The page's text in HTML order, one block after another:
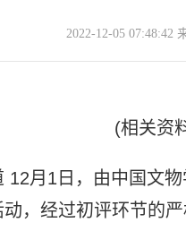
2022-12-05 07:48:42
(相关资
12月1日，由中国文
，经过初评环节的